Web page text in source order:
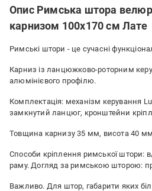
Опис Римська штора
карнизом 100х170 см Лате
Римські штори - це сучасні
Карниз із ланцюжково-роторним
алюмінієвого профілю.
Комплектація: механізм керування
замкнутий ланцюг, кронштейни
Товщина карнизу 35 мм, висота 40
Способи кріплення римської штори: в/
раму. Догляд за римською шторою:
Важливо. Для штор, габарити яких